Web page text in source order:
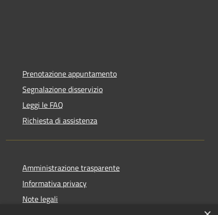
Prenotazione appuntamento
Segnalazione disservizio
Leggi le FAQ
Richiesta di assistenza
Amministrazione trasparente
Informativa privacy
Note legali